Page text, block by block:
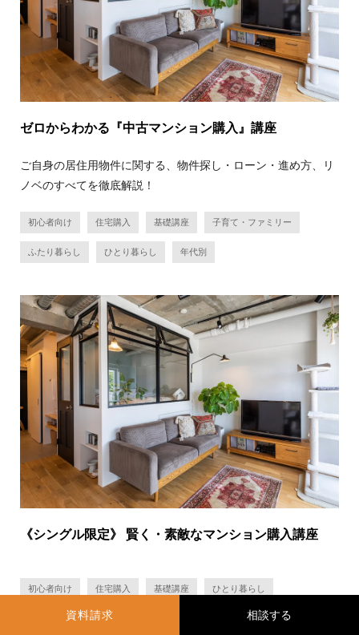
資料請求
ゼロからわかる『中古マンション購入』講座
ご自身の居住用物件に関する、物件探し・ローン・進め方、リ
ノベのすべてを徹底解説！
初心者向け 住宅購入 基礎講座 子育て・ファミリー
ふたり暮らし ひとり暮らし 年代別
《シングル限定》 賢く・素敵なマンション購入講座
初心者向け 住宅購入 基礎講座 ひとり暮らし